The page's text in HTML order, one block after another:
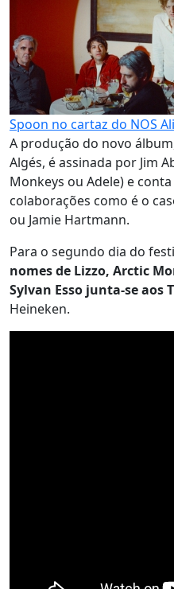
Spoon no cartaz do NOS
A produção do novo
Algés, é assinada por Jim
Monkeys ou Adele) e
colaborações como é o
ou Jamie Hartmann.
Para o segundo dia do
nomes de Lizzo, Arctic
Sylvan Esso junta-se aos
Heineken.